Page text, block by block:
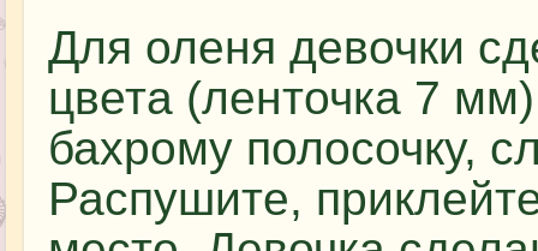
Для оленя девочки
цвета (ленточка 7
бахрому полосочку,
Распушите,